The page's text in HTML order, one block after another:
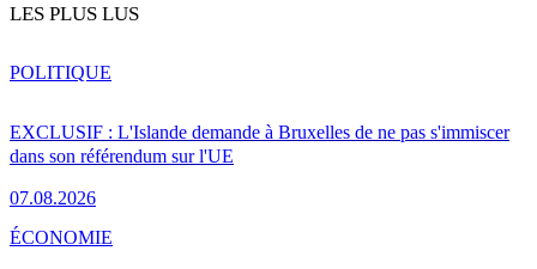
LES PLUS LUS
EXCLUSIF : L'Islande demande à Bruxelles de ne pas s'immiscer
dans son référendum sur l'UE
07.08.2026
POLITIQUE
ÉCONOMIE